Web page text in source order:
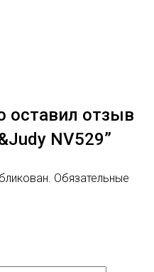
оставил отзыв
NV529”
Обязательные